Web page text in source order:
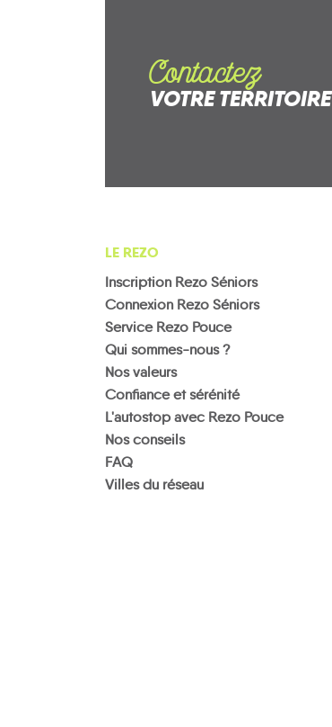
Contactez
VOTRE TERRITOIRE
LE REZO
Inscription Rezo Séniors
Connexion Rezo Séniors
Service Rezo Pouce
Qui sommes-nous ?
Nos valeurs
Confiance et sérénité
L'autostop avec Rezo Pouce
Nos conseils
FAQ
Villes du réseau